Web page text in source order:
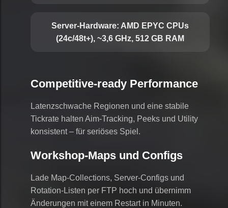
Server-Hardware: AMD EPYC CPUs
(24c/48t+), ~3,6 GHz, 512 GB RAM
Competitive-ready Performance
Latenzschwache Regionen und eine stabile
Tickrate halten Aim-Tracking, Peeks und Utility
konsistent – für seriöses Spiel.
Workshop-Maps und Configs
Lade Map-Collections, Server-Configs und
Rotation-Listen per FTP hoch und übernimm
Änderungen mit einem Restart in Minuten.